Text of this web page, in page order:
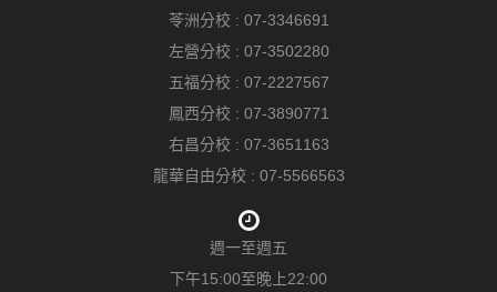
苓洲分校 : 07-3346691
左營分校 : 07-3502280
五福分校 : 07-2227567
鳳西分校 : 07-3890771
右昌分校 : 07-3651163
龍華自由分校 : 07-5566563
週一至週五
下午15:00至晚上22:00